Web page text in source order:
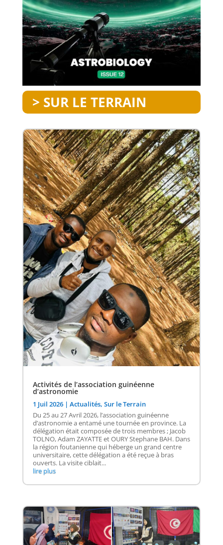
> SUR LE TERRAIN
Activités de l’association guinéenne
d’astronomie
1 Juil 2026| Actualités, Sur le Terrain
Du 25 au 27 Avril 2026, l’association guinéenne
d’astronomie a entamé une tournée en province. La
délégation était composée de trois membres ; Jacob
TOLNO, Adam ZAYATTE et OURY Stephane BAH. Dans
la région foutanienne qui héberge un grand centre
universitaire, cette délégation a été reçue à bras
ouverts. La visite ciblait...
lire plus